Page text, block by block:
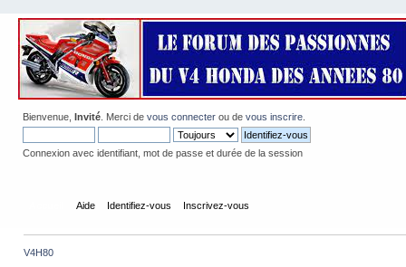
Bienvenue, Invité . Merci de vous connecter ou de vous inscrire
Connexion avec identifiant, mot de passe et durée de la session
Aide Identifiez-vous Inscrivez-vous
V4H80